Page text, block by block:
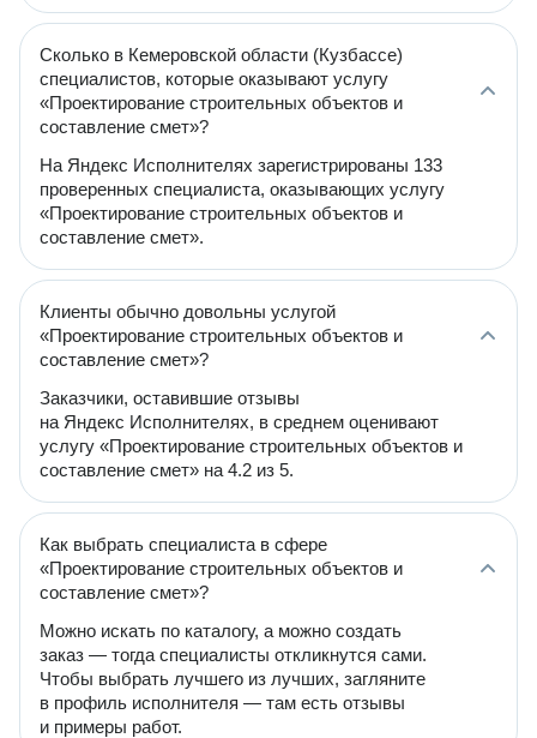
Сколько в Кемеровской области (Кузбассе)
специалистов, которые оказывают услугу
«Проектирование строительных объектов и
составление смет»?
На Яндекс Исполнителях зарегистрированы 133
проверенных специалиста, оказывающих услугу
«Проектирование строительных объектов и
составление смет».
Клиенты обычно довольны услугой
«Проектирование строительных объектов и
составление смет»?
Заказчики, оставившие отзывы
на Яндекс Исполнителях, в среднем оценивают
услугу «Проектирование строительных объектов и
составление смет» на 4.2 из 5.
Как выбрать специалиста в сфере
«Проектирование строительных объектов и
составление смет»?
Можно искать по каталогу, а можно создать
заказ — тогда специалисты откликнутся сами.
Чтобы выбрать лучшего из лучших, загляните
в профиль исполнителя — там есть отзывы
и примеры работ.